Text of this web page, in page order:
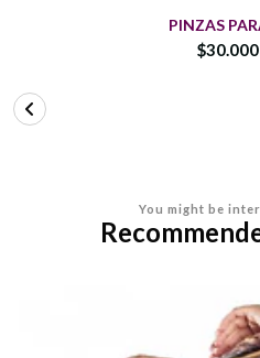
PINZAS
You might be